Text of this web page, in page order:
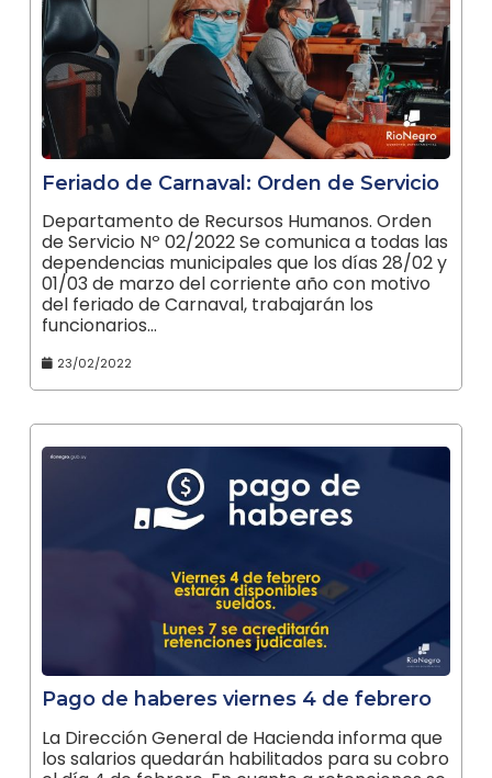
Feriado de Carnaval: Orden de Servicio
Departamento de Recursos Humanos. Orden
de Servicio Nº 02/2022 Se comunica a todas las
dependencias municipales que los días 28/02 y
01/03 de marzo del corriente año con motivo
del feriado de Carnaval, trabajarán los
funcionarios…
23/02/2022
Pago de haberes viernes 4 de febrero
La Dirección General de Hacienda informa que
los salarios quedarán habilitados para su cobro